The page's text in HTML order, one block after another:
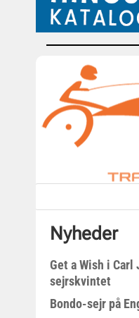
Nyheder
Get a Wish i Carl
sejrskvintet
Bondo-sejr på